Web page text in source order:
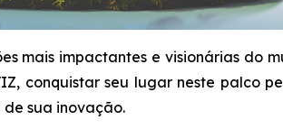
mais impactantes e visionárias do
conquistar seu lugar neste palco
sua inovação.